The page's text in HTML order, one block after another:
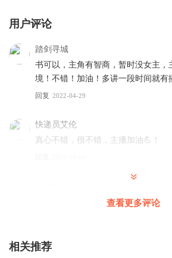
用户评论
踏剑寻城
书可以，主角有智商，暂时没女主，
境！不错！加油！多讲一段时间就有
回复 2022-04-29
快递员艾伦
真心不错，很不错，主播加油💪！
很用心，真心不错，下功夫了。
良心听者
查看更多评论
相关推荐